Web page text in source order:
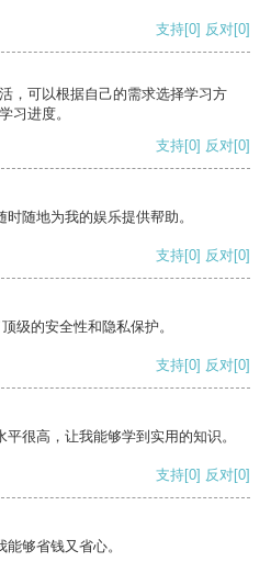
支持[0] 反对[0]
，可以根据自己的需求选择学习方
习进度。
支持[0] 反对[0]
随地为我的娱乐提供帮助。
支持[0] 反对[0]
级的安全性和隐私保护。
支持[0] 反对[0]
很高，让我能够学到实用的知识。
支持[0] 反对[0]
够省钱又省心。